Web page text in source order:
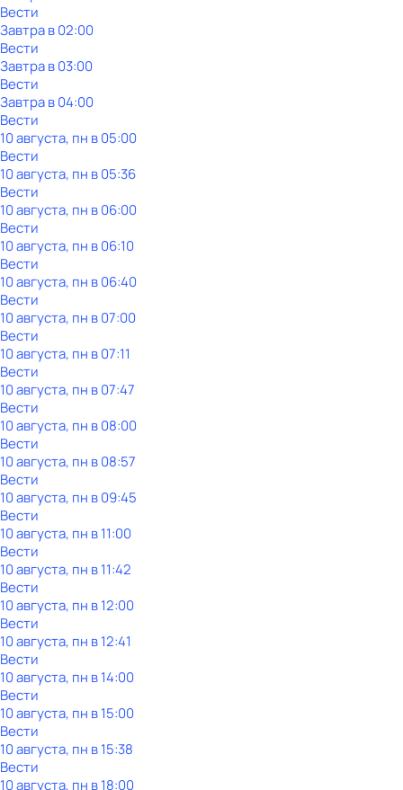
Вести
Завтра в 02:00
Вести
Завтра в 03:00
Вести
Завтра в 04:00
Вести
10 августа, пн в 05:00
Вести
10 августа, пн в 05:36
Вести
10 августа, пн в 06:00
Вести
10 августа, пн в 06:10
Вести
10 августа, пн в 06:40
Вести
10 августа, пн в 07:00
Вести
10 августа, пн в 07:11
Вести
10 августа, пн в 07:47
Вести
10 августа, пн в 08:00
Вести
10 августа, пн в 08:57
Вести
10 августа, пн в 09:45
Вести
10 августа, пн в 11:00
Вести
10 августа, пн в 11:42
Вести
10 августа, пн в 12:00
Вести
10 августа, пн в 12:41
Вести
10 августа, пн в 14:00
Вести
10 августа, пн в 15:00
Вести
10 августа, пн в 15:38
Вести
10 августа, пн в 18:00